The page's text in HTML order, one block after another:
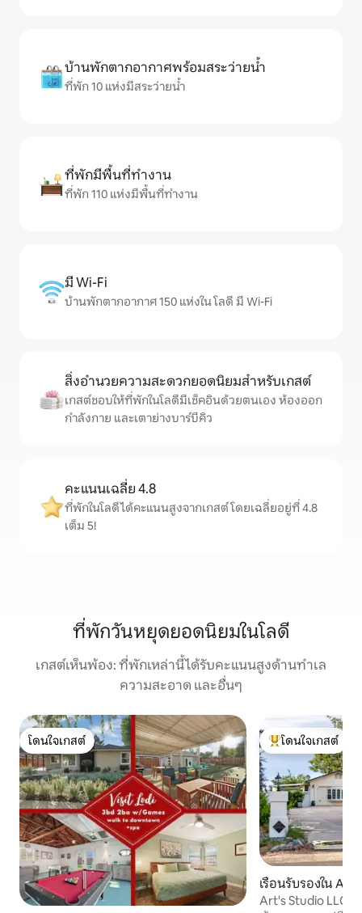
บ้านพักตากอากาศพร้อมสระว่ายน้ำ
ที่พัก 10 แห่งมีสระว่ายน้ำ
ที่พักมีพื้นที่ทำงาน
ที่พัก 110 แห่งมีพื้นที่ทำงาน
มี Wi-Fi
บ้านพักตากอากาศ 150 แห่งใน โลดี มี Wi-Fi
สิ่งอำนวยความสะดวกยอดนิยมสำหรับเกสต์
เกสต์ชอบให้ที่พักในโลดีมีเช็คอินด้วยตนเอง ห้องออก
กำลังกาย และเตาย่างบาร์บีคิว
คะแนนเฉลี่ย 4.8
ที่พักในโลดีได้คะแนนสูงจากเกสต์ โดยเฉลี่ยอยู่ที่ 4.8
เต็ม 5!
ที่พักวันหยุดยอดนิยมในโลดี
เกสต์เห็นพ้อง: ที่พักเหล่านี้ได้รับคะแนนสูงด้านทำเล
ความสะอาด และอื่นๆ
โดนใจเกสต์
โดนใจเกสต์
โดนใจเกสต์ที่สุด
โดนใจเกสต์
เรือนรับรองใน
Art's Studio LLC